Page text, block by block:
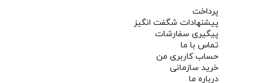
پرداخت
پیشنهادات شگفت انگیز
پیگیری سفارشات
تماس با ما
حساب کاربری من
خرید سازمانی
درباره ما